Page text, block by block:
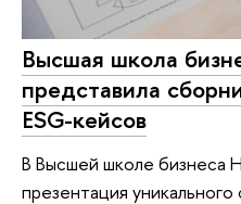
Высшая школа
представила
ESG-кейсов
В Высшей школе бизнеса
презентация